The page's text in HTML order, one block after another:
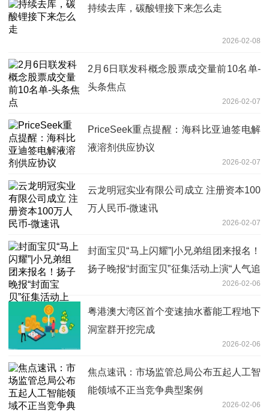
持续去库，碳酸锂接下来怎么走
2026-02-08
2月6日联发科概念股票成交量前10名单-
头条焦点
2026-02-07
PriceSeek重点提醒：海科比亚迪签电解
液溶剂供应协议
2026-02-07
云龙明冠实业有限公司成立 注册资本100
万人民币-微速讯
2026-02-07
封面宝贝“马上闪耀”|小兄弟组团来报名！
扬子晚报“封面宝贝”征集活动上演“人气追
2026-02-06
粤港澳大湾区首个变速抽水蓄能工程地下
洞室群开挖完成
2026-02-06
焦点速讯：市场监管总局公布五起人工智
能领域不正当竞争典型案例
2026-02-06